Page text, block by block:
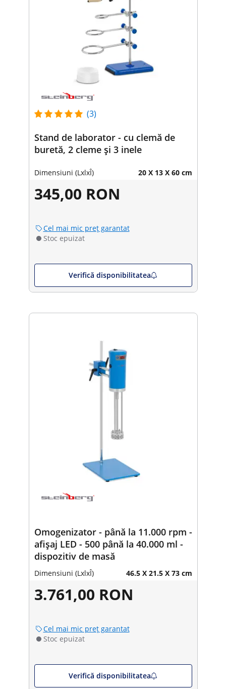
(3)
Stand de laborator - cu clemă de
buretă, 2 cleme și 3 inele
Dimensiuni (LxlxÎ) 20 X 13 X 60 cm
345,00 RON
Cel mai mic preț garantat
Stoc epuizat
Verifică disponibilitatea
Omogenizator - până la 11.000 rpm -
afișaj LED - 500 până la 40.000 ml -
dispozitiv de masă
Dimensiuni (LxlxÎ) 46.5 X 21.5 X 73 cm
3.761,00 RON
Cel mai mic preț garantat
Stoc epuizat
Verifică disponibilitatea